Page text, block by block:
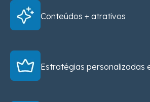
Conteúdos + atrativos
Estratégias personalizadas